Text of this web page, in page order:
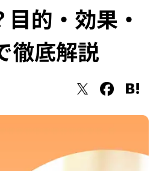
的・効果・
徹底解説